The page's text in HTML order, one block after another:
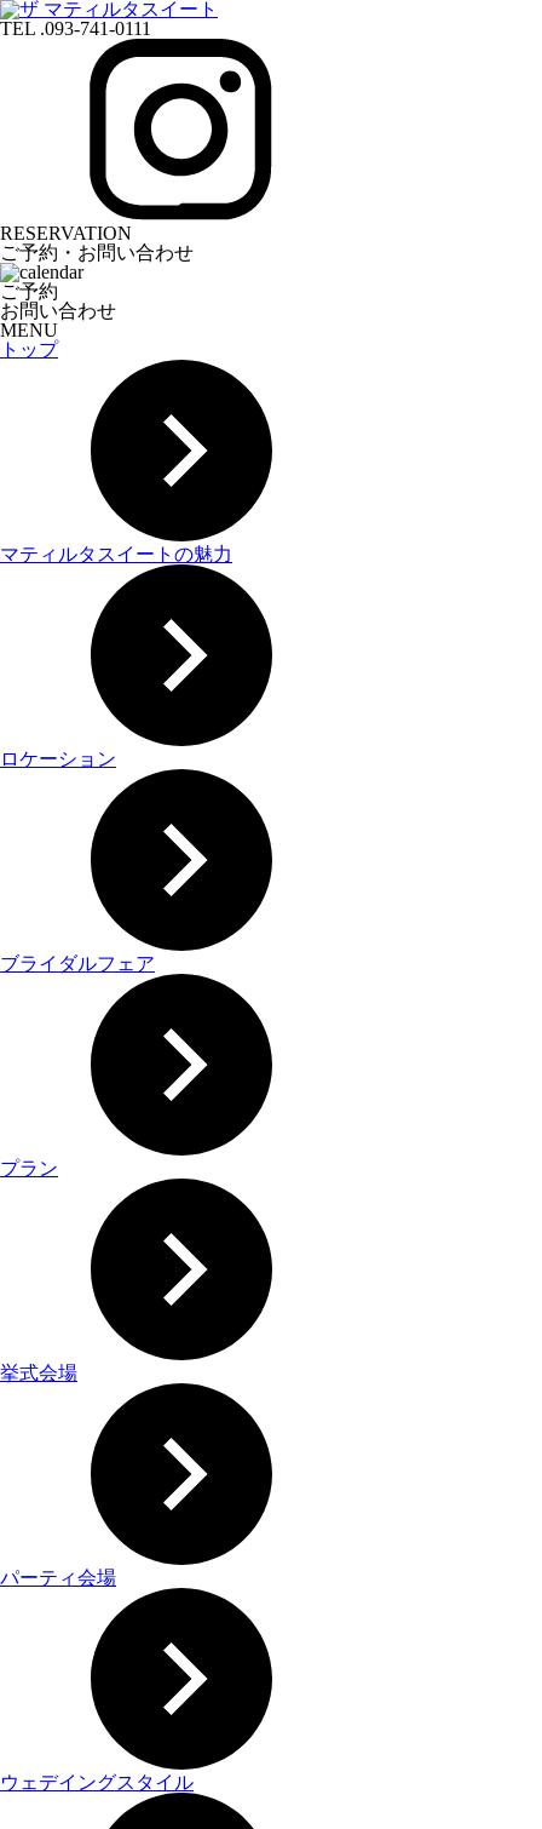
TEL .093-741-0111
RESERVATION
ご予約・お問い合わせ
ご予約
お問い合わせ
MENU
トップ
マティルタスイートの魅力
ロケーション
ブライダルフェア
プラン
挙式会場
パーティ会場
ウェデイングスタイル